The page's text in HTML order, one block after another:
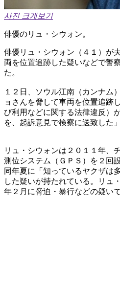
사진 크게보기
俳優のリュ・シウォン。
俳優リュ・シウォン（４１）が
両を位置追跡した疑いなどで警
た。
１２日、ソウル江南（カンナム
ョさんを脅して車両を位置追跡
び利用などに関する法律違反）
を、起訴意見で検察に送致した
リュ・シウォンは２０１１年、
測位システム（ＧＰＳ）を２回
同年夏に「知っているヤクザは
した疑いが持たれている。リュ
年２月に脅迫・暴行などの疑い